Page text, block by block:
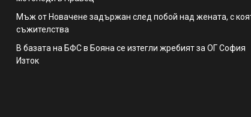
Мъж от Новачене задържан след побой над жената, с
съжителства
В базата на БФС в Бояна се изтегли жребият за ОГ София
Изток